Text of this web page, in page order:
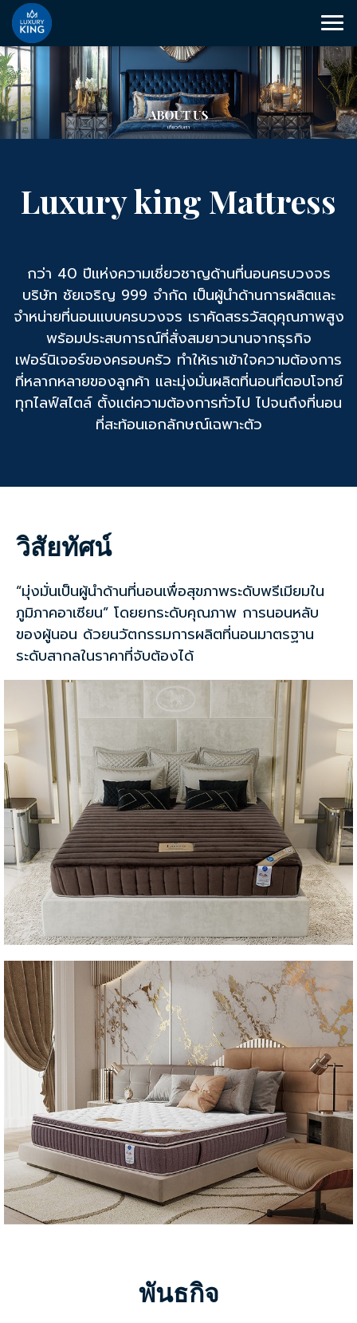
Luxury king Mattress
กว่า 40 ปีแห่งความเชี่ยวชาญด้านที่นอนครบวงจร
บริษัท ชัยเจริญ 999 จำกัด เป็นผู้นำด้านการผลิตและ
จำหน่ายที่นอนแบบครบวงจร เราคัดสรรวัสดุคุณภาพสูง
พร้อมประสบการณ์ที่สั่งสมยาวนานจากธุรกิจ
เฟอร์นิเจอร์ของครอบครัว ทำให้เราเข้าใจความต้องการ
ที่หลากหลายของลูกค้า และมุ่งมั่นผลิตที่นอนที่ตอบโจทย์
ทุกไลฟ์สไตล์ ตั้งแต่ความต้องการทั่วไป ไปจนถึงที่นอน
ที่สะท้อนเอกลักษณ์เฉพาะตัว
วิสัยทัศน์
“มุ่งมั่นเป็นผู้นำด้านที่นอนเพื่อสุขภาพระดับพรีเมียมใน
ภูมิภาคอาเซียน” โดยยกระดับคุณภาพ การนอนหลับ
ของผู้นอน ด้วยนวัตกรรมการผลิตที่นอนมาตรฐาน
ระดับสากลในราคาที่จับต้องได้
พันธกิจ